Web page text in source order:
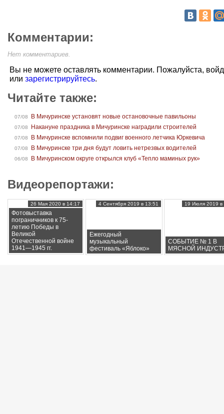
Комментарии:
Нет комментариев.
Вы не можете оставлять комментарии. Пожалуйста,
или зарегистрируйтесь.
Читайте также:
07/08 В Мичуринске установят новые остановочные павильоны
07/08 Накануне праздника в Мичуринске наградили строителей
07/08 В Мичуринске вспомнили подвиг военного летчика Юркевича
07/08 В Мичуринске три дня будут ловить нетрезвых водителей
06/08 В Мичуринском округе открылся клуб «Тепло маминых рук»
Видеорепортажи:
Фотовыставка
пограничников к 75-
летию Победы в
Великой
Отечественной войне
1941—1945 гг.
26 Мая 2020 в 14:17
Ежегодный
музыкальный
фестиваль «Яблоко»
4 Сентября 2019 в 13:51
СОБЫТИЕ № 1 В
МЯСНОЙ
19 Июля 2019 в